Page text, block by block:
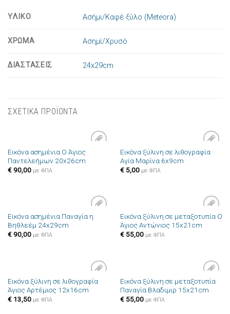
ΥΛΙΚΟ Ασήμι/Καφέ ξύλο (Meteora)
ΧΡΩΜΑ Ασημί/Χρυσό
ΔΙΑΣΤΑΣΕΙΣ 24x29cm
ΣΧΕΤΙΚΑ ΠΡΟΪΟΝΤΑ
Πρόσθήκη
στην λίστα
Εικόνα ασημένια Ο Άγιος
Παντελεήμων 20x26cm
€90,00 με ΦΠΑ
Πρόσθήκη
Εικόνα ξύλινη σε λιθογραφία
Αγία Μαρίνα 6x9cm
€5,00 με ΦΠΑ
Πρόσθήκη
Εικόνα ασημένια Παναγία η
Βηθλεέμ 24x29cm
€90,00 με ΦΠΑ
Πρόσθήκη
στην λίστα
Εικόνα ξύλινη σε μεταξοτυπία Ο
Άγιος Αντώνιος 15x21cm
€55,00 με ΦΠΑ
Πρόσθήκη
στην λίστα
Εικόνα ξύλινη σε λιθογραφία
Άγιος Αρτέμιος 12x16cm
€13,50 με ΦΠΑ
Πρόσθήκη
στην λίστα
Εικόνα ξύλινη σε μεταξοτυπία
Παναγία Βλαδιμιρ 15x21cm
€55,00 με ΦΠΑ